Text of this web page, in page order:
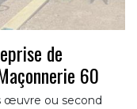
de
60
œuvre ou second